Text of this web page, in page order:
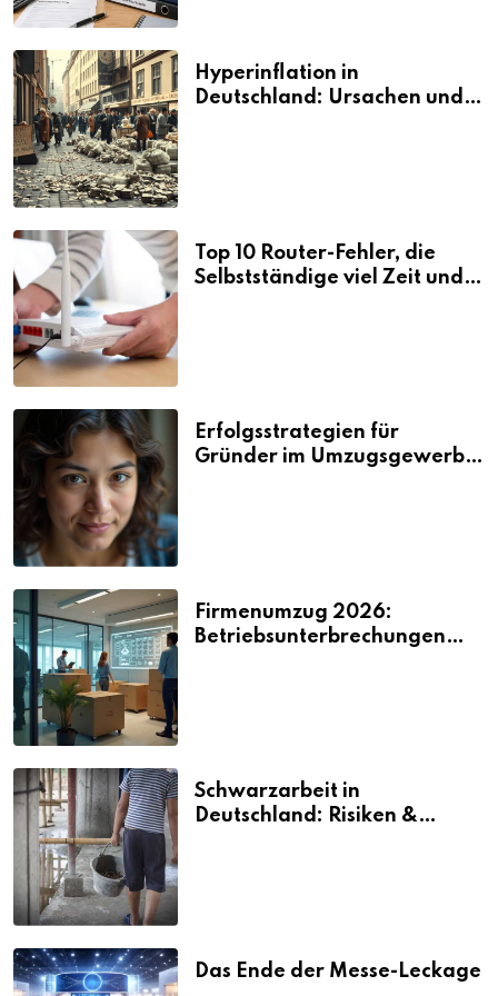
Hyperinflation in
Deutschland: Ursachen und
Top 10 Router-Fehler, die
Selbstständige viel Zeit und
Erfolgsstrategien für
Gründer im Umzugsgewerbe
Firmenumzug 2026:
Betriebsunterbrechungen
Schwarzarbeit in
Deutschland: Risiken &
Das Ende der Messe-Leckage